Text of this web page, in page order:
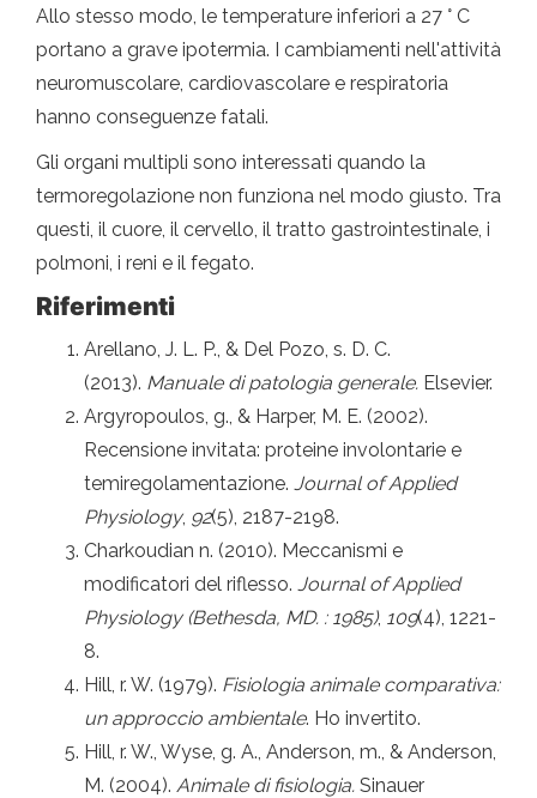
Allo stesso modo, le temperature inferiori a 27 ° C
portano a grave ipotermia. I cambiamenti nell'attività
neuromuscolare, cardiovascolare e respiratoria
hanno conseguenze fatali.
Gli organi multipli sono interessati quando la
termoregolazione non funziona nel modo giusto. Tra
questi, il cuore, il cervello, il tratto gastrointestinale, i
polmoni, i reni e il fegato.
Riferimenti
Arellano, J. L. P., & Del Pozo, s. D. C.
(2013). Manuale di patologia generale. Elsevier.
Argyropoulos, g., & Harper, M. E. (2002).
Recensione invitata: proteine ​​involontarie e
temiregolamentazione. Journal of Applied
Physiology, 92(5), 2187-2198.
Charkoudian n. (2010). Meccanismi e
modificatori del riflesso. Journal of Applied
Physiology (Bethesda, MD. : 1985), 109(4), 1221-
8.
Hill, r. W. (1979). Fisiologia animale comparativa:
un approccio ambientale. Ho invertito.
Hill, r. W., Wyse, g. A., Anderson, m., & Anderson,
M. (2004). Animale di fisiologia. Sinauer